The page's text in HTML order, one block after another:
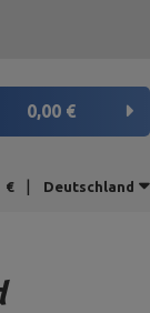
0,00 €
€ | Deutschland